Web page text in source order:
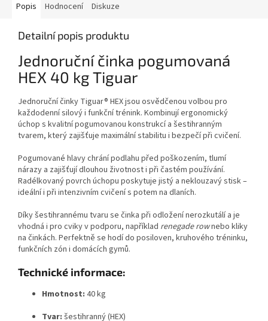
Popis Hodnocení Diskuze
Detailní popis produktu
Jednoruční činka pogumovaná
HEX 40 kg Tiguar
Jednoruční činky Tiguar® HEX jsou osvědčenou volbou pro
každodenní silový i funkční trénink. Kombinují ergonomický
úchop s kvalitní pogumovanou konstrukcí a šestihranným
tvarem, který zajišťuje maximální stabilitu i bezpečí při cvičení.
Pogumované hlavy chrání podlahu před poškozením, tlumí
nárazy a zajišťují dlouhou životnost i při častém používání.
Radélkovaný povrch úchopu poskytuje jistý a neklouzavý stisk –
ideální i při intenzivním cvičení s potem na dlaních.
Díky šestihrannému tvaru se činka při odložení nerozkutálí a je
vhodná i pro cviky v podporu, například renegade rownebo kliky
na činkách. Perfektně se hodí do posiloven, kruhového tréninku,
funkčních zón i domácích gymů.
Technické informace:
Hmotnost: 40 kg
Tvar: šestihranný (HEX)